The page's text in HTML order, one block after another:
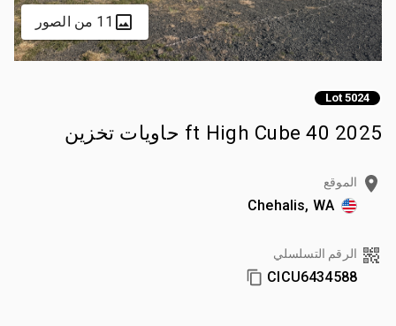
11 من الصور
Lot 5024
2025 40 ft High Cube حاويات تخزين
الموقع
Chehalis, WA
الرقم التسلسلي
CICU6434588